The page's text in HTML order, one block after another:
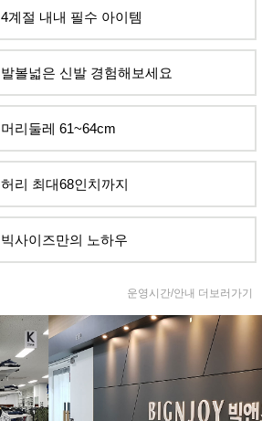
4계절 내내 필수 아이템
발볼넓은 신발 경험해보세요
머리둘레 61~64cm
허리 최대68인치까지
빅사이즈만의 노하우
운영시간/안내 더보러가기